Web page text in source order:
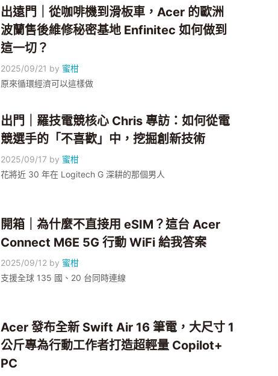
出遠門｜從咖啡機到滑板車，Acer 的歐洲
波蘭售後維修秘密基地 Enfinitec 如何做到
這一切？
2025/09/21 by 蜜柑
原來循環經濟可以這樣做
出門｜羅技電競核心 Chris 專訪：如何從電
競選手的「不喜歡」中，挖掘創新技術
2025/09/17 by 蜜柑
花將近 30 年在 Logitech G 深耕的那個男人
開箱｜為什麼不直接用 eSIM？這台 Acer
Connect M6E 5G 行動 WiFi 給我答案
2025/09/12 by 蜜柑
支援全球 135 國、20 台同時連線
Acer 發布全新 Swift Air 16 筆電，大尺寸 1
公斤專為行動工作者打造超輕量 Copilot+
PC